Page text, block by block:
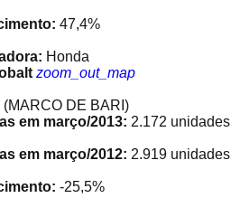
47,4%
Honda
zoom_out_map
(MARCO DE BARI)
em março/2013: 2.172 unidades
em março/2012: 2.919 unidades
-25,5%